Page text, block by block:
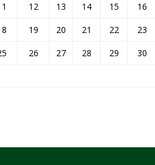
12 13 14 15
16
19 20 21 22
23
26 27 28 29
30